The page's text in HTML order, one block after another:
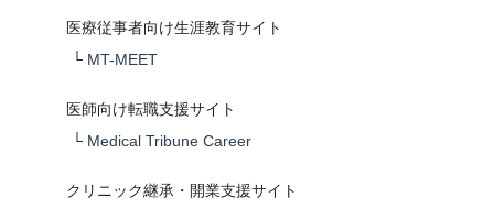
医療従事者向け生涯教育サイト
└ MT-MEET
医師向け転職支援サイト
└ Medical Tribune Career
クリニック継承・開業支援サイト